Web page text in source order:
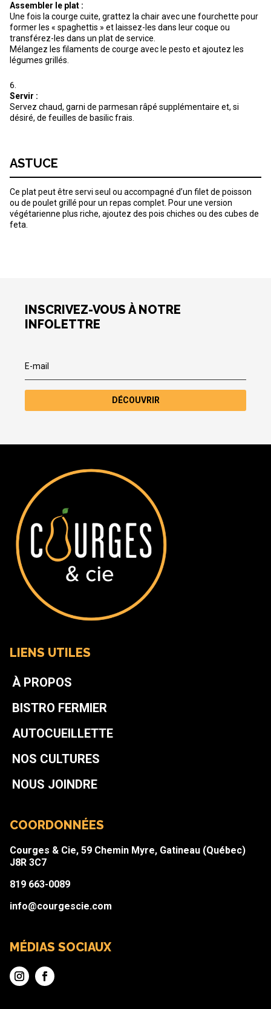
Assembler le plat :
Une fois la courge cuite, grattez la chair avec une fourchette pour
former les « spaghettis » et laissez-les dans leur coque ou
transférez-les dans un plat de service.
Mélangez les filaments de courge avec le pesto et ajoutez les
légumes grillés.
Servir :
Servez chaud, garni de parmesan râpé supplémentaire et, si
désiré, de feuilles de basilic frais.
ASTUCE
Ce plat peut être servi seul ou accompagné d’un filet de poisson
ou de poulet grillé pour un repas complet. Pour une version
végétarienne plus riche, ajoutez des pois chiches ou des cubes de
feta.
INSCRIVEZ-VOUS À NOTRE
INFOLETTRE
DÉCOUVRIR
LIENS UTILES
À PROPOS
BISTRO FERMIER
AUTOCUEILLETTE
NOS CULTURES
NOUS JOINDRE
COORDONNÉES
Courges & Cie, 59 Chemin Myre, Gatineau (Québec)
J8R 3C7
819 663-0089
info@courgescie.com
MÉDIAS SOCIAUX